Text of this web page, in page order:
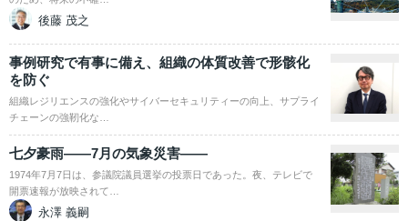
後藤 茂之
事例研究で有事に備え、組織の体質改善で形骸化
を防ぐ
組織レジリエンスの強化やサイバーセキュリティーの向上、サプライ
チェーンの強靭化な…
七夕豪雨――7月の気象災害――
1974年7月7日は、参議院議員選挙の投票日であった。夜、テレビで
開票速報が放映されて…
永澤 義嗣